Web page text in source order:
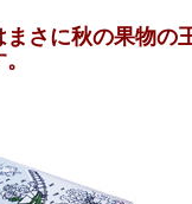
さに秋の果物の